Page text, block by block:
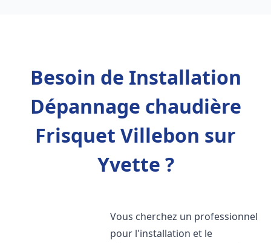
Besoin de Installation
Dépannage chaudière
Frisquet Villebon sur
Yvette ?
Vous cherchez un professionnel
pour l'installation et le